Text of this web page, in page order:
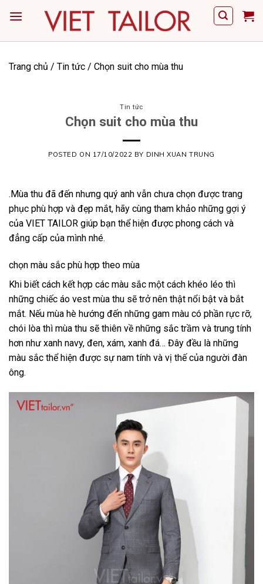
Trang chủ / Tin tức / Chọn suit cho mùa thu
Tin tức
Chọn suit cho mùa thu
POSTED ON 17/10/2022 BY DINH XUAN TRUNG
.Mùa thu đã đến nhưng quý anh vẫn chưa chọn được trang
phục phù hợp và đẹp mắt, hãy cùng tham khảo những gợi ý
của VIET TAILOR giúp bạn thể hiện được phong cách và
đẳng cấp của mình nhé.
chọn màu sắc phù hợp theo mùa
Khi biết cách kết hợp các màu sắc một cách khéo léo thì
những chiếc áo vest mùa thu sẽ trở nên thật nổi bật và bắt
mắt. Nếu mùa hè hướng đến những gam màu có phần rực rỡ,
chói lòa thì mùa thu sẽ thiên về những sắc trầm và trung tính
hơn như xanh navy, đen, xám, xanh đá… Đây đều là những
màu sắc thể hiện được sự nam tính và vị thế của người đàn
ông.